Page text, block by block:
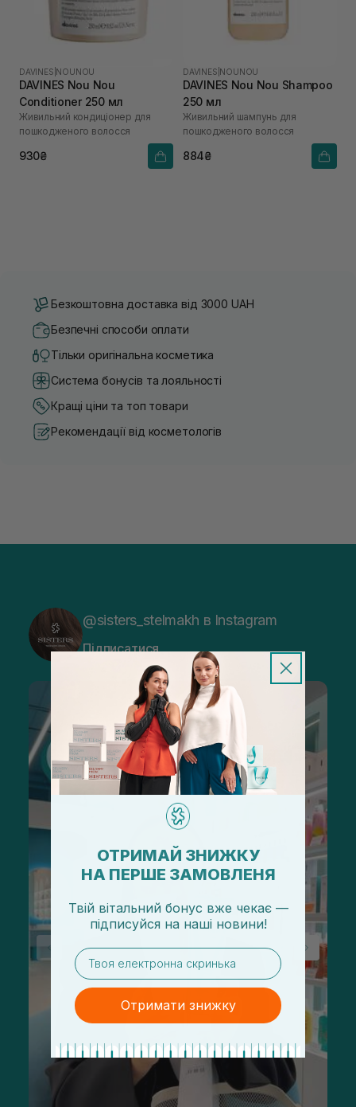
DAVINES NOUNOU
DAVINES Nou Nou
Conditioner 250 мл
Живильний кондиціонер для
пошкодженого волосся
930₴
DAVINES NOUNOU
DAVINES Nou Nou Shampoo
250 мл
Живильний шампунь для
пошкодженого волосся
884₴
Безкоштовна доставка від 3000 UAH
Безпечні способи оплати
Тільки оригінальна косметика
Система бонусів та лояльності
Кращі ціни та топ товари
Рекомендації від косметологів
@sisters_stelmakh в Instagram
Підписатися
ОТРИМАЙ ЗНИЖКУ
НА ПЕРШЕ ЗАМОВЛЕНЯ
Твій вітальний бонус вже чекає —
підписуйся на наші новини!
email
Отримати знижку